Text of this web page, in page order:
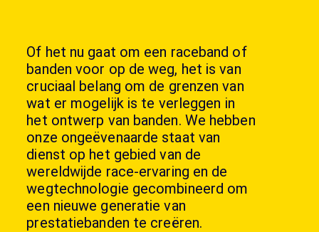
Of het nu gaat om een raceband of
banden voor op de weg, het is van
cruciaal belang om de grenzen van
wat er mogelijk is te verleggen in
het ontwerp van banden. We hebben
onze ongeëvenaarde staat van
dienst op het gebied van de
wereldwijde race-ervaring en de
wegtechnologie gecombineerd om
een nieuwe generatie van
prestatiebanden te creëren.